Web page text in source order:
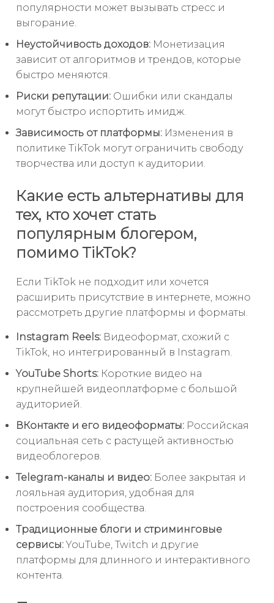
популярности может вызывать стресс и
выгорание.
Неустойчивость доходов: Монетизация
зависит от алгоритмов и трендов, которые
быстро меняются.
Риски репутации: Ошибки или скандалы
могут быстро испортить имидж.
Зависимость от платформы: Изменения в
политике TikTok могут ограничить свободу
творчества или доступ к аудитории.
Какие есть альтернативы для
тех, кто хочет стать
популярным блогером,
помимо TikTok?
Если TikTok не подходит или хочется
расширить присутствие в интернете, можно
рассмотреть другие платформы и форматы.
Instagram Reels: Видеоформат, схожий с
TikTok, но интегрированный в Instagram.
YouTube Shorts: Короткие видео на
крупнейшей видеоплатформе с большой
аудиторией.
ВКонтакте и его видеоформаты: Российская
социальная сеть с растущей активностью
видеоблогеров.
Telegram-каналы и видео: Более закрытая и
лояльная аудитория, удобная для
построения сообщества.
Традиционные блоги и стриминговые
сервисы:YouTube, Twitch и другие
платформы для длинного и интерактивного
контента.